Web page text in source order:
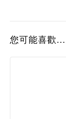
您可能喜歡...